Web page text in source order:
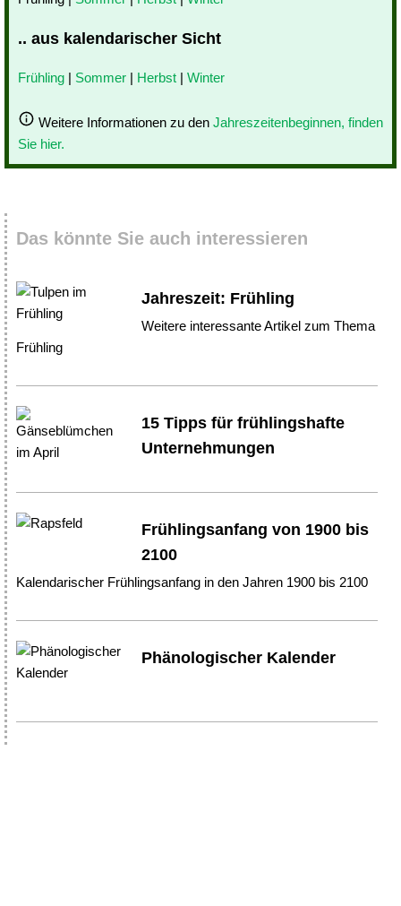
.. aus kalendarischer Sicht
Frühling | Sommer | Herbst | Winter
Weitere Informationen zu den Jahreszeitenbeginnen, finden
Sie hier.
Das könnte Sie auch interessieren
Jahreszeit: Frühling
Weitere interessante Artikel zum Thema
Frühling
15 Tipps für frühlingshafte
Unternehmungen
Frühlingsanfang von 1900 bis
2100
Kalendarischer Frühlingsanfang in den Jahren 1900 bis 2100
Phänologischer Kalender